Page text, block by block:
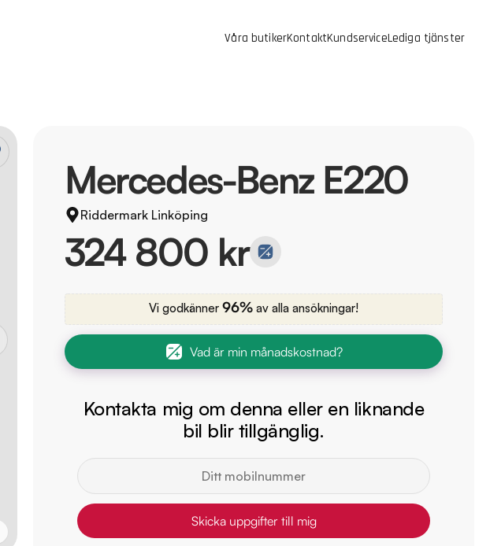
Våra butikerKontaktKundserviceLediga tjänster
Mercedes-Benz E220
Riddermark Linköping
324 800 kr
Vi godkänner 96% av alla ansökningar!
Vad är min månadskostnad?
Kontakta mig om denna eller en liknande
bil blir tillgänglig.
Skicka uppgifter till mig